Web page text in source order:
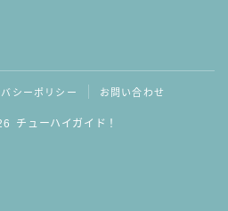
シーポリシー お問い合わせ
チューハイガイド！